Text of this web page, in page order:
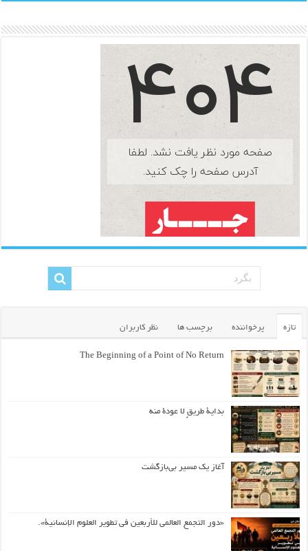
تازه پرخواننده برچسب ها نظر کاربران
The Beginning of a Point of No Return
بداية طريقٍ لا عودة منه
آغاز یک مسیر بی‌بازگشت
«دور التجمع العالمي للأربعين في تطوير العلوم الإنسانية».